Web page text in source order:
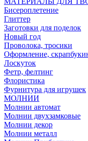
Бисероплетение
Глиттер
Заготовки для поделок
Новый год
Проволока, тросики
Оформление,
Лоскуток
Фетр, фелтинг
Флористика
Фурнитура для игрушек
МОЛНИИ
Молнии автомат
Молнии двухзамковые
Молнии декор
Молнии металл